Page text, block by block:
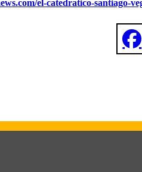
el-catedratico-santiago-